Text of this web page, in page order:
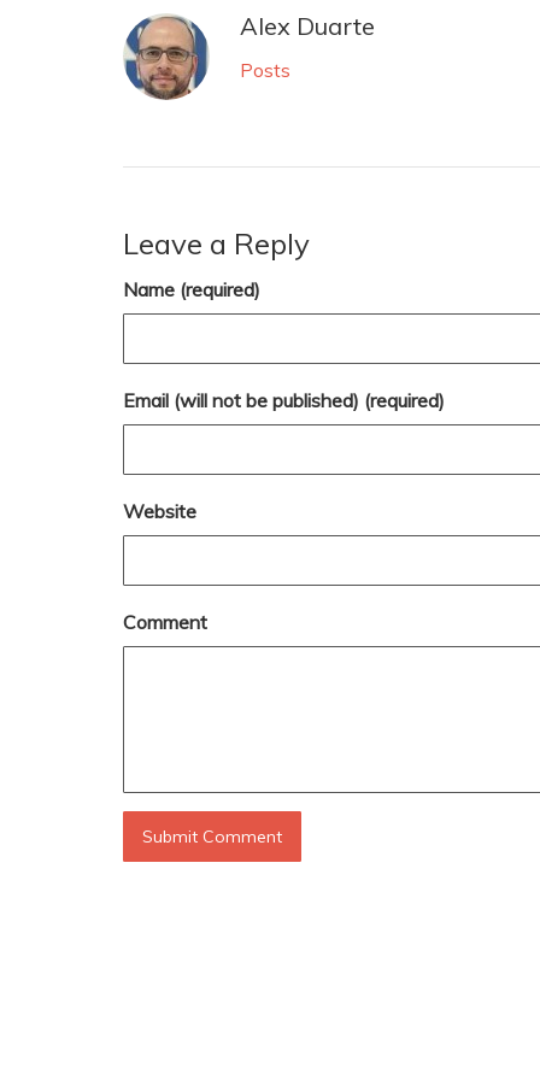
Alex Duarte
Posts
Leave a Reply
Name (required)
Email (will not be published) (required)
Website
Comment